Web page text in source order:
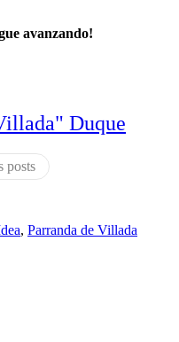
avanzando!
Duque
posts
, Parranda de Villada